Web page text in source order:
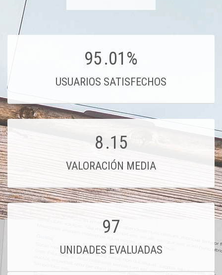
95.01%
USUARIOS SATISFECHOS
8.15
VALORACIÓN MEDIA
97
UNIDADES EVALUADAS